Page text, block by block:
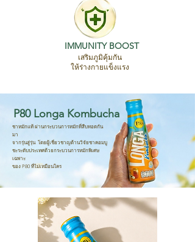
IMMUNITY BOOST
เสริมภูมิคุ้มกัน
ให้ร่างกายแข็งแรง
P80 Longa Kombucha
ชาหมักแท้ ผ่านกระบวนการหมักที่สืบทอดกัน
มา
จากรุ่นสู่รุ่น โดยผู้เชี่ยวชาญด้านวิจัยชาคอมบู
ชะระดับประเทศด้วยกระบวนการหมักพิเศษ
เฉพาะ
ของ P80 ที่ไม่เหมือนใคร​